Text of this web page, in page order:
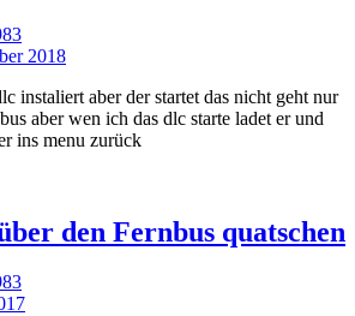
2018
instaliert aber der startet das nicht geht nur
aber wen ich das dlc starte ladet er und
ins menu zurück
den Fernbus quatschen